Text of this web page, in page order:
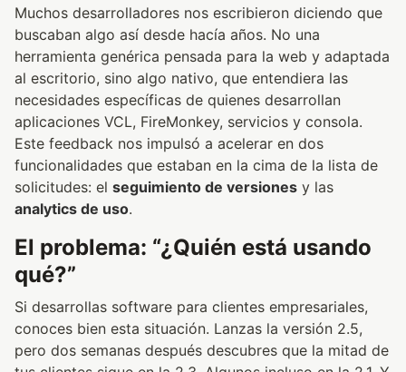
Muchos desarrolladores nos escribieron diciendo que
buscaban algo así desde hacía años. No una
herramienta genérica pensada para la web y adaptada
al escritorio, sino algo nativo, que entendiera las
necesidades específicas de quienes desarrollan
aplicaciones VCL, FireMonkey, servicios y consola.
Este feedback nos impulsó a acelerar en dos
funcionalidades que estaban en la cima de la lista de
solicitudes: el seguimiento de versiones y las
analytics de uso.
El problema: “¿Quién está usando
qué?”
Si desarrollas software para clientes empresariales,
conoces bien esta situación. Lanzas la versión 2.5,
pero dos semanas después descubres que la mitad de